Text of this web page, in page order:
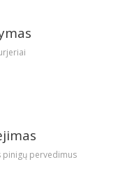
pinigų pervedimus